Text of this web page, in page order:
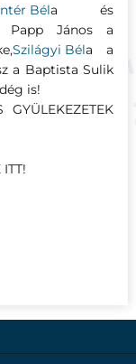
Béla és
Papp János a
Szilágyi Béla a
a Baptista Sulik
is!
GYÜLEKEZETEK